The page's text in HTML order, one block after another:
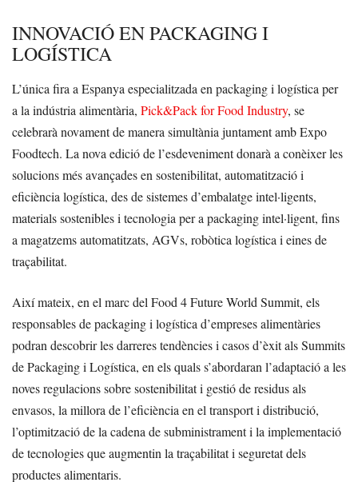
INNOVACIÓ EN PACKAGING I
LOGÍSTICA
L’única fira a Espanya especialitzada en packaging i logística per
a la indústria alimentària, Pick&Pack for Food Industry, se
celebrarà novament de manera simultània juntament amb Expo
Foodtech. La nova edició de l’esdeveniment donarà a conèixer les
solucions més avançades en sostenibilitat, automatització i
eficiència logística, des de sistemes d’embalatge intel·ligents,
materials sostenibles i tecnologia per a packaging intel·ligent, fins
a magatzems automatitzats, AGVs, robòtica logística i eines de
traçabilitat.
Així mateix, en el marc del Food 4 Future World Summit, els
responsables de packaging i logística d’empreses alimentàries
podran descobrir les darreres tendències i casos d’èxit als Summits
de Packaging i Logística, en els quals s’abordaran l’adaptació a les
noves regulacions sobre sostenibilitat i gestió de residus als
envasos, la millora de l’eficiència en el transport i distribució,
l’optimització de la cadena de subministrament i la implementació
de tecnologies que augmentin la traçabilitat i seguretat dels
productes alimentaris.